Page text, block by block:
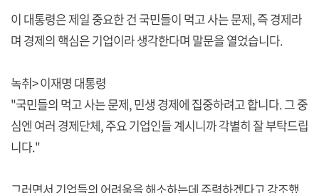
이 대통령은 제일 중요한 건 국민들이 먹고 사는 문제, 즉 경제라
며 경제의 핵심은 기업이라 생각한다며 말문을 열었습니다.
녹취> 이재명 대통령
"국민들의 먹고 사는 문제, 민생 경제에 집중하려고 합니다. 그 중
심엔 여러 경제단체, 주요 기업인들 계시니까 각별히 잘 부탁드립
니다."
그러면서 기업들의 어려움을 해소하는데 주력하겠다고 강조했